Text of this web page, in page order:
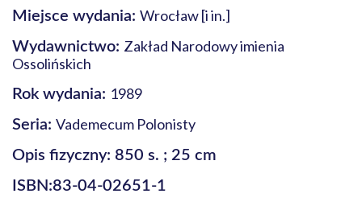
Miejsce wydania: Wrocław [i in.]
Wydawnictwo: Zakład Narodowy imienia
Ossolińskich
Rok wydania: 1989
Seria: Vademecum Polonisty
Opis fizyczny: 850 s. ; 25 cm
ISBN:83-04-02651-1